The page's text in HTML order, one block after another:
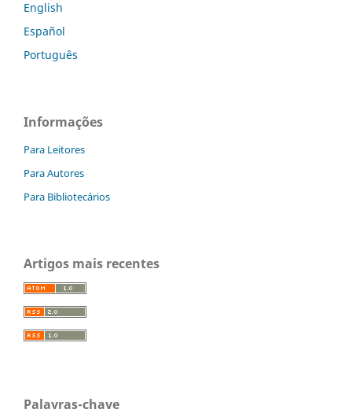
English
Español
Português
Informações
Para Leitores
Para Autores
Para Bibliotecários
Artigos mais recentes
Palavras-chave